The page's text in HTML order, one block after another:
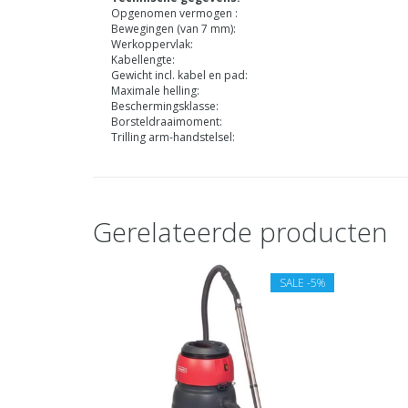
Opgenomen vermogen :
Bewegingen (van 7 mm):
Werkoppervlak:
Kabellengte:
Gewicht incl. kabel en pad:
Maximale helling:
Beschermingsklasse:
Borsteldraaimoment:
Trilling arm-handstelsel:
Gerelateerde producten
SALE -5%